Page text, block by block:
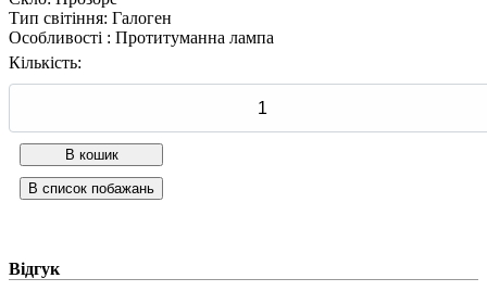
Тип світіння: Галоген
Особливості : Протитуманна лампа
Кількість:
Відгук